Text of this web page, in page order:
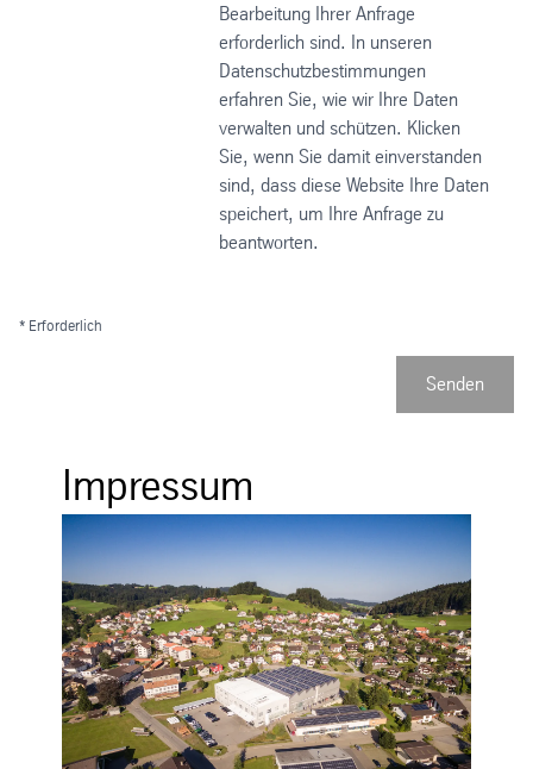
Bearbeitung Ihrer Anfrage
erforderlich sind. In unseren
Datenschutzbestimmungen
erfahren Sie, wie wir Ihre Daten
verwalten und schützen. Klicken
Sie, wenn Sie damit einverstanden
sind, dass diese Website Ihre Daten
speichert, um Ihre Anfrage zu
beantworten.
* Erforderlich
Senden
Impressum